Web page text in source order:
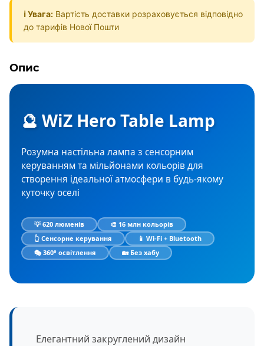
ℹ️ Увага: Вартість доставки розраховується відповідно
до тарифів Нової Пошти
Опис
🔮 WiZ Hero Table Lamp
Розумна настільна лампа з сенсорним
керуванням та мільйонами кольорів для
створення ідеальної атмосфери в будь-якому
куточку оселі
💡 620 люменів
🎨 16 млн кольорів
👆 Сенсорне керування
📱 Wi-Fi + Bluetooth
🎭 360° освітлення
🏡 Без хабу
Елегантний закруглений дизайн